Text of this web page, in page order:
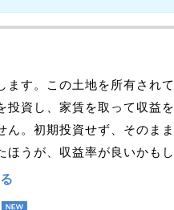
す。この土地を所有され
投資し、家賃を取って収益
。初期投資せず、そのま
うが、収益率が良いかもし